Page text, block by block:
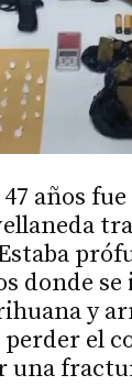
años
donde
y
el
una